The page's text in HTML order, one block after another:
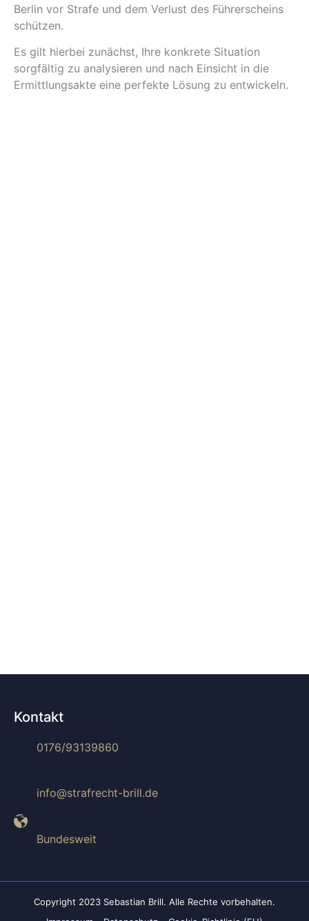
Berlin vor Strafe und dem Verlust des Führerscheins
schützen.
Es gilt hierbei zunächst, Ihre konkrete Situation
sorgfältig zu analysieren und nach Einsicht in die
Ermittlungsakte eine perfekte Lösung zu entwickeln.
Kontakt
0176/93139860
info@strafrecht-brill.de
Bundesweit
Copyright 2023 Sebastian Brill. Alle Rechte vorbehalten.